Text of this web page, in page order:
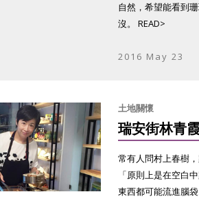
自然，希望能看到
沒。 READ>
2016 May 23
土地關懷
瑞安街林青
常有人問村上春樹
「原則上是在空白
東西都可能流進腦